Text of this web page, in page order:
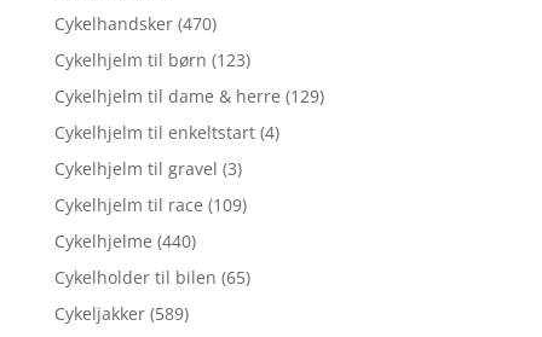
Cykelhandsker (470)
Cykelhjelm til børn (123)
Cykelhjelm til dame & herre (129)
Cykelhjelm til enkeltstart (4)
Cykelhjelm til gravel (3)
Cykelhjelm til race (109)
Cykelhjelme (440)
Cykelholder til bilen (65)
Cykeljakker (589)